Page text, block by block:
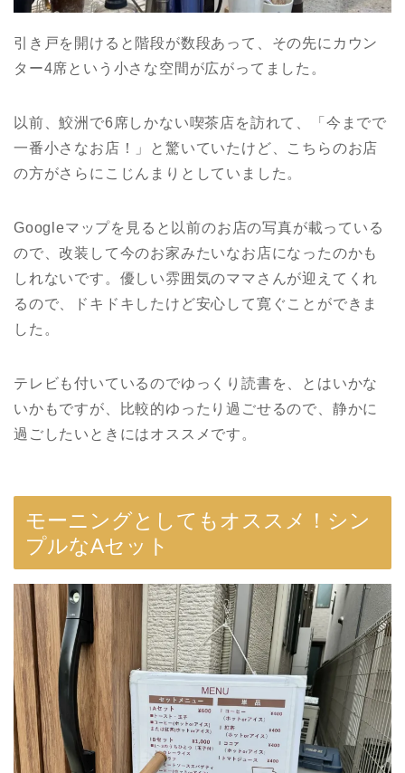
引き戸を開けると階段が数段あって、その先にカウン
ター4席という小さな空間が広がってました。
以前、鮫洲で6席しかない喫茶店を訪れて、「今までで
一番小さなお店！」と驚いていたけど、 こちらのお店
の方がさらにこじんまりとしていました。
Googleマップを見ると以前のお店の写真が載っている
ので、改装して今のお家みたいなお店になったのかも
しれないです。 優しい雰囲気のママさんが迎えてくれ
るので、ドキドキしたけど安心して寛ぐことができま
した。
テレビも付いているのでゆっくり読書を、とはいかな
いかもですが、比較的ゆったり過ごせるので、静かに
過ごしたいときにはオススメです。
モーニングとしてもオススメ！シン
プルなAセット